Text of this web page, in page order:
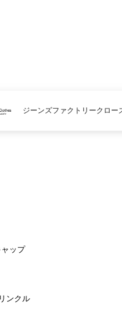
ジーンズファクトリークロー
ップ
ンクル